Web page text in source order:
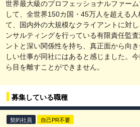
世界最大級のプロフェッショナルファー
して、全世界150カ国・45万人を超える
て、国内外の大規模なクライアントに対
ンサルティングを行っている有限責任監
ントと深い関係性を持ち、真正面から向
しい仕事が同社にはあると感じました。
ら目を離すことができません。
募集している職種
契約社員 自己PR不要